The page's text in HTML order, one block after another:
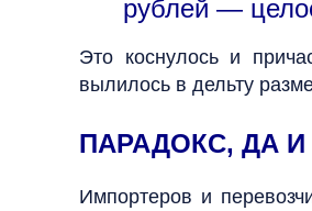
рублей —
Это коснулось и
вылилось в дельту
ПАРАДОКС, ДА
Импортеров и